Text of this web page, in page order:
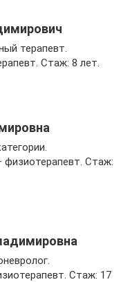
терапевт.
Стаж: 8 лет.
физиотерапевт. Стаж:
Стаж: 17